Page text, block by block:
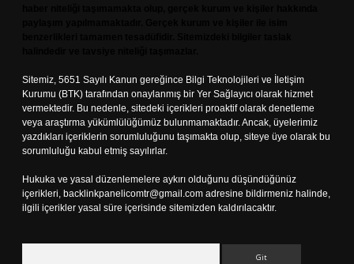
Sitemiz, 5651 Sayılı Kanun gereğince Bilgi Teknolojileri ve İletişim
Kurumu (BTK) tarafından onaylanmış bir Yer Sağlayıcı olarak hizmet
vermektedir. Bu nedenle, sitedeki içerikleri proaktif olarak denetleme
veya araştırma yükümlülüğümüz bulunmamaktadır. Ancak, üyelerimiz
yazdıkları içeriklerin sorumluluğunu taşımakta olup, siteye üye olarak bu
sorumluluğu kabul etmiş sayılırlar.
Hukuka ve yasal düzenlemelere aykırı olduğunu düşündüğünüz
içerikleri, backlinkpanelicomtr@gmail.com adresine bildirmeniz halinde,
ilgili içerikler yasal süre içerisinde sitemizden kaldırılacaktır.